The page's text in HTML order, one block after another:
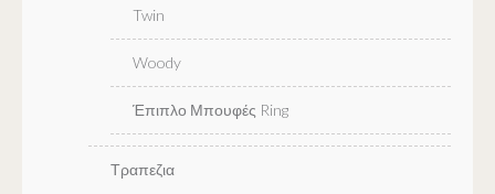
Twin
Woody
Έπιπλο Μπουφές Ring
Τραπεζια